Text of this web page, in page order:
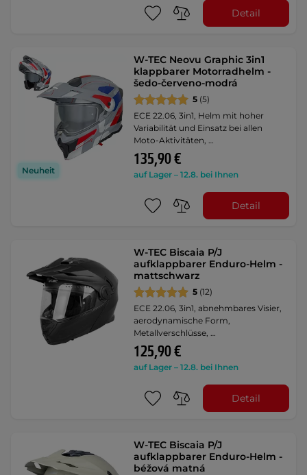
Detail
Neuheit
W-TEC Neovu Graphic 3in1
klappbarer Motorradhelm -
šedo-červeno-modrá
5 (5)
ECE 22.06, 3in1, Helm mit hoher
Variabilität und Einsatz bei allen
Moto-Aktivitäten, …
135,90 €
auf Lager – 12.8. bei Ihnen
Detail
W-TEC Biscaia P/J
aufklappbarer Enduro-Helm -
mattschwarz
5 (12)
ECE 22.06, 3in1, abnehmbares Visier,
aerodynamische Form,
Metallverschlüsse, …
125,90 €
auf Lager – 12.8. bei Ihnen
Detail
W-TEC Biscaia P/J
aufklappbarer Enduro-Helm -
béžová matná